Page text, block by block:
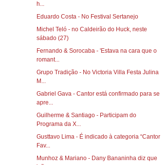
h...
Eduardo Costa - No Festival Sertanejo
Michel Teló - no Caldeirão do Huck, neste
sábado (27)
Fernando & Sorocaba - 'Estava na cara que o
romant...
Grupo Tradição - No Victoria Villa Festa Julina
M...
Gabriel Gava - Cantor está confirmado para se
apre...
Guilherme & Santiago - Participam do
Programa da X...
Gusttavo Lima - É indicado à categoria “Cantor
Fav...
Munhoz & Mariano - Dany Bananinha diz que